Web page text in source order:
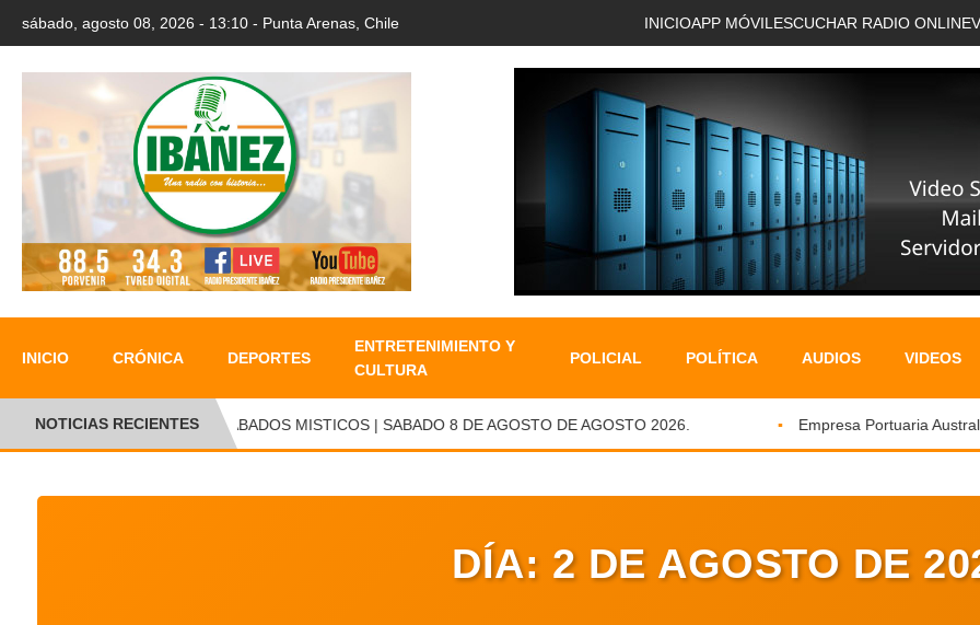
sábado, agosto 08, 2026 - 13:10 - Punta Arenas, Chile INICIOAPP MÓVIL ESCUCHAR RADIO ONLINE
INICIO CRÓNICA DEPORTES
ENTRETENIMIENTO Y
CULTURA
POLICIAL POLÍTICA AUDIOS VIDEOS
NOTICIAS RECIENTESSABADOS MISTICOS | SABADO 8 DE AGOSTO DE AGOSTO 2026. Empresa Portuaria Austral
DÍA: 2 DE AGOSTO DE